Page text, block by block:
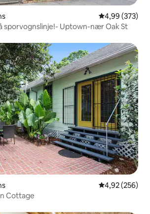
4,99 ud af 5 i
4,99 (373)
sporvognslinje!- Uptown-nær Oak St
4,92 ud af 5 i
4,92 (256)
Cottage